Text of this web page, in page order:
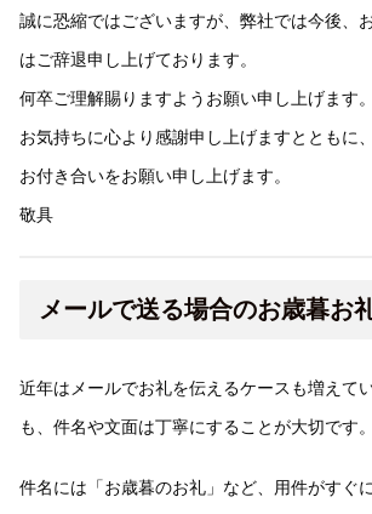
誠に恐縮ではございますが、弊社では今後、
はご辞退申し上げております。
何卒ご理解賜りますようお願い申し上げます。
お気持ちに心より感謝申し上げますとともに
お付き合いをお願い申し上げます。
敬具
メールで送る場合のお歳暮お
近年はメールでお礼を伝えるケースも増えて
も、件名や文面は丁寧にすることが大切です。
件名には「お歳暮のお礼」など、用件がすぐ